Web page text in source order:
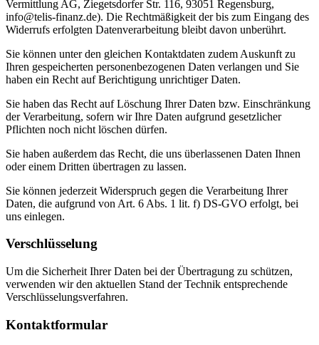
Vermittlung AG, Ziegetsdorfer Str. 116, 93051 Regensburg,
info@telis-finanz.de). Die Rechtmäßigkeit der bis zum Eingang des
Widerrufs erfolgten Datenverarbeitung bleibt davon unberührt.
Sie können unter den gleichen Kontaktdaten zudem Auskunft zu
Ihren gespeicherten personenbezogenen Daten verlangen und Sie
haben ein Recht auf Berichtigung unrichtiger Daten.
Sie haben das Recht auf Löschung Ihrer Daten bzw. Einschränkung
der Verarbeitung, sofern wir Ihre Daten aufgrund gesetzlicher
Pflichten noch nicht löschen dürfen.
Sie haben außerdem das Recht, die uns überlassenen Daten Ihnen
oder einem Dritten übertragen zu lassen.
Sie können jederzeit Widerspruch gegen die Verarbeitung Ihrer
Daten, die aufgrund von Art. 6 Abs. 1 lit. f) DS-GVO erfolgt, bei
uns einlegen.
Verschlüsselung
Um die Sicherheit Ihrer Daten bei der Übertragung zu schützen,
verwenden wir den aktuellen Stand der Technik entsprechende
Verschlüsselungsverfahren.
Kontaktformular